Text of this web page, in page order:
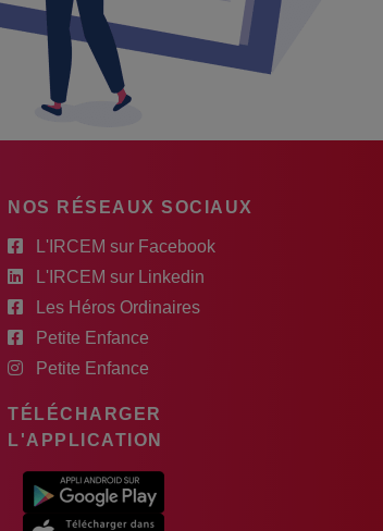
NOS RÉSEAUX SOCIAUX
L'IRCEM sur Facebook
L'IRCEM sur Linkedin
Les Héros Ordinaires
Petite Enfance
Petite Enfance
TÉLÉCHARGER
L'APPLICATION